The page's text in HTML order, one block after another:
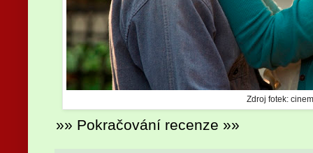
Zdroj fotek:
»» Pokračování recenze »»